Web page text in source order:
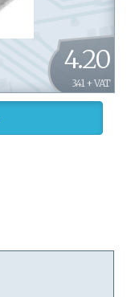
4.20
3.41 + VAT